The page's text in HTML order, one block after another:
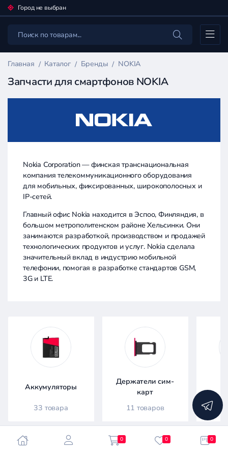
Город не выбран
Каталог
Главная Каталог Бренды NOKIA
Запчасти для смартфонов NOKIA
Nokia Corporation — финская транснациональная
компания телекоммуникационного оборудования
для мобильных, фиксированных, широкополосных и
IP-сетей.
Главный офис Nokia находится в Эспоо, Финляндия, в
большом метрополитенском районе Хельсинки. Они
занимаются разработкой, производством и продажей
технологических продуктов и услуг. Nokia сделала
значительный вклад в индустрию мобильной
телефонии, помогая в разработке стандартов GSM,
3G и LTE.
Фильтр
товаров
Цена:
Аккумуляторы
33 товара
Держатели сим-
карт
11 товаров
5
0 0 0